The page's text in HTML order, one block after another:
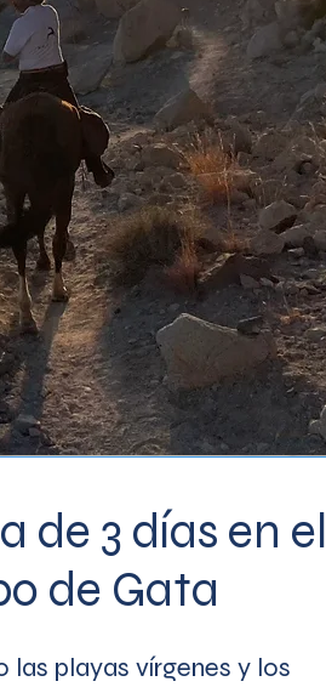
de 3 días en el
de Gata
las playas vírgenes y los